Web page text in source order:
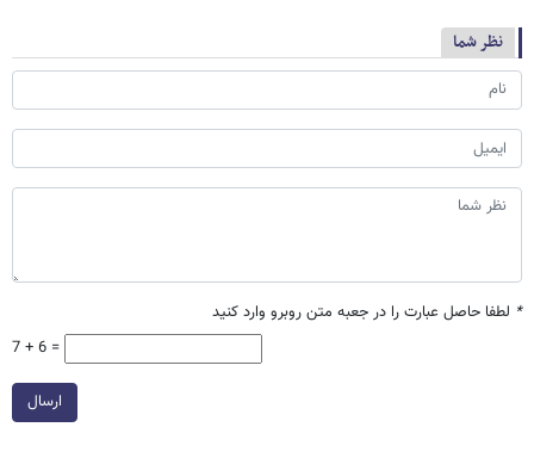
نظر شما
* لطفا حاصل عبارت را در جعبه متن روبرو وارد کنید
7 + 6 =
ارسال